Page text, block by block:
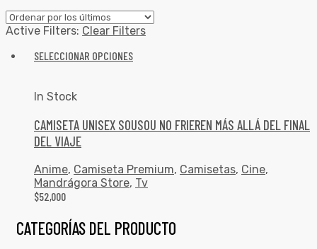
Active Filters: Clear Filters
SELECCIONAR OPCIONES
In Stock
CAMISETA UNISEX SOUSOU NO FRIEREN MÁS ALLÁ DEL FINAL
DEL VIAJE
Anime, Camiseta Premium, Camisetas, Cine,
Mandrágora Store, Tv
$52,000
CATEGORÍAS DEL PRODUCTO